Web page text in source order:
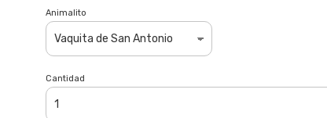
Animalito
Cantidad